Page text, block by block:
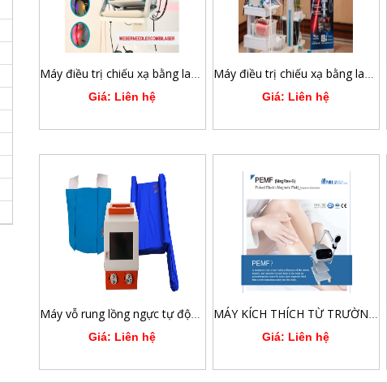
Máy điều trị chiếu xạ bằng laser quang động 16 kênh Weberneedle®Combilaser
Giá: Liên hệ
Máy điều trị chiếu xạ bằng laser châm cứu quang động 12 kênh Weberneedle®Compact Laser
Giá: Liên hệ
Máy vỗ rung lồng ngực tự động HFCWO
Giá: Liên hệ
MÁY KÍCH THÍCH TỪ TRƯỜNG XUYÊN SỌ CÔNG SUẤT CAO 3.0 TESLA PEMF MAGREX S
Giá: Liên hệ